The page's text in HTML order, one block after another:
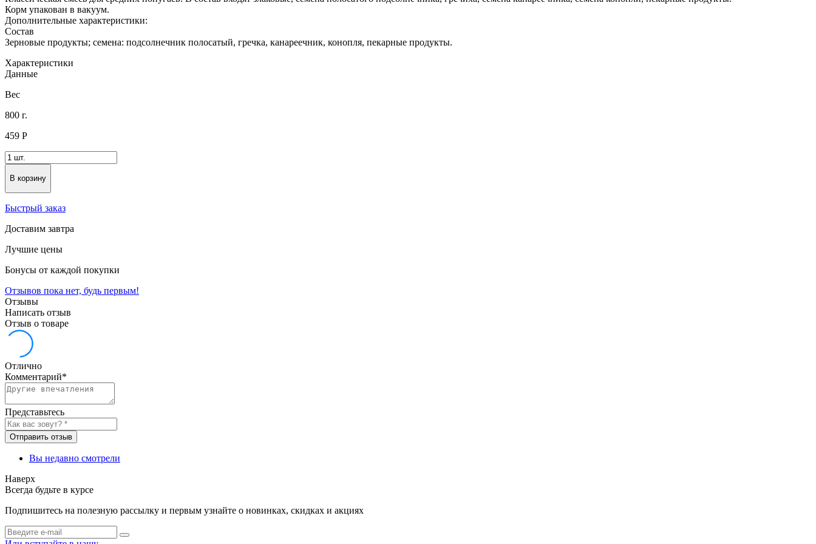
Корм упакован в вакуум.
Дополнительные характеристики:
Состав
Зерновые продукты; семена: подсолнечник полосатый, гречка, канареечник, конопля, пекарные продукты.
Характеристики
Данные
Вес
800 г.
459 Р
В корзину
Быстрый заказ
Доставим завтра
Лучшие цены
Бонусы от каждой покупки
Отзывов пока нет, будь первым!
Отзывы
Написать отзыв
Отзыв о товаре
Отлично
Комментарий*
Представьтесь
Отправить отзыв
Вы недавно смотрели
Наверх
Всегда будьте в курсе
Подпишитесь на полезную рассылку и первым узнайте о новинках, скидках и акциях